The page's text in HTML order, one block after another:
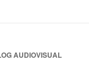
AUDIOVISUAL